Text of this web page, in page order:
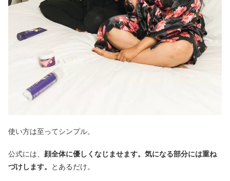
使い方は至ってシンプル。
公式には、 顔全体に優しくなじませます。気になる部分には重ね
づけします。
とあるだけ。